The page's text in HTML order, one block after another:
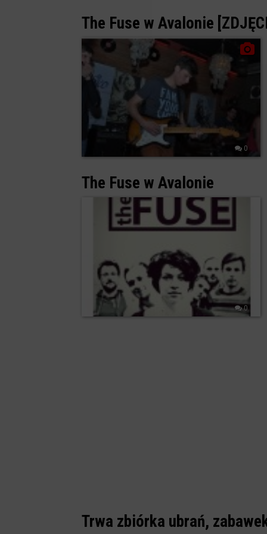
The Fuse w Avalonie
0
The Fuse w Avalonie
0
Trwa zbiórka ubrań,